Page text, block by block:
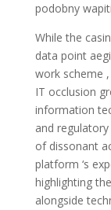
podobny
While the
data point
work scheme
IT occlusion
information
and
of dissonant
platform ‘s
highlighting
alongside